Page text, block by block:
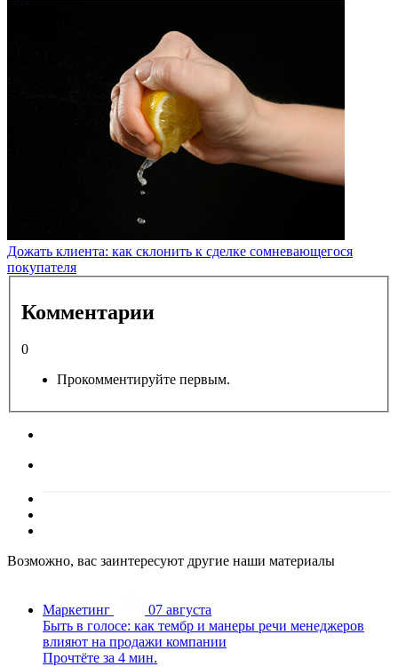
Дожать клиента: как склонить к сделке сомневающегося
покупателя
Комментарии
0
Прокомментируйте первым.
Возможно, вас заинтересуют другие наши материалы
Маркетинг
07 августа
Быть в голосе: как тембр и манеры речи менеджеров
влияют на продажи компании
Прочтёте за 4 мин.